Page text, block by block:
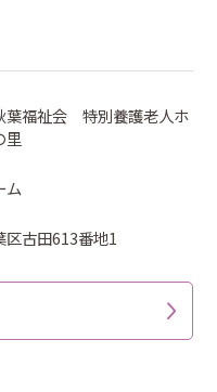
福祉会 特別養護老人ホ
里
ム
区古田613番地1